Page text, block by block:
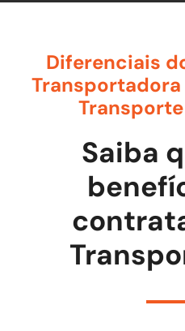
Diferenciais
Saiba